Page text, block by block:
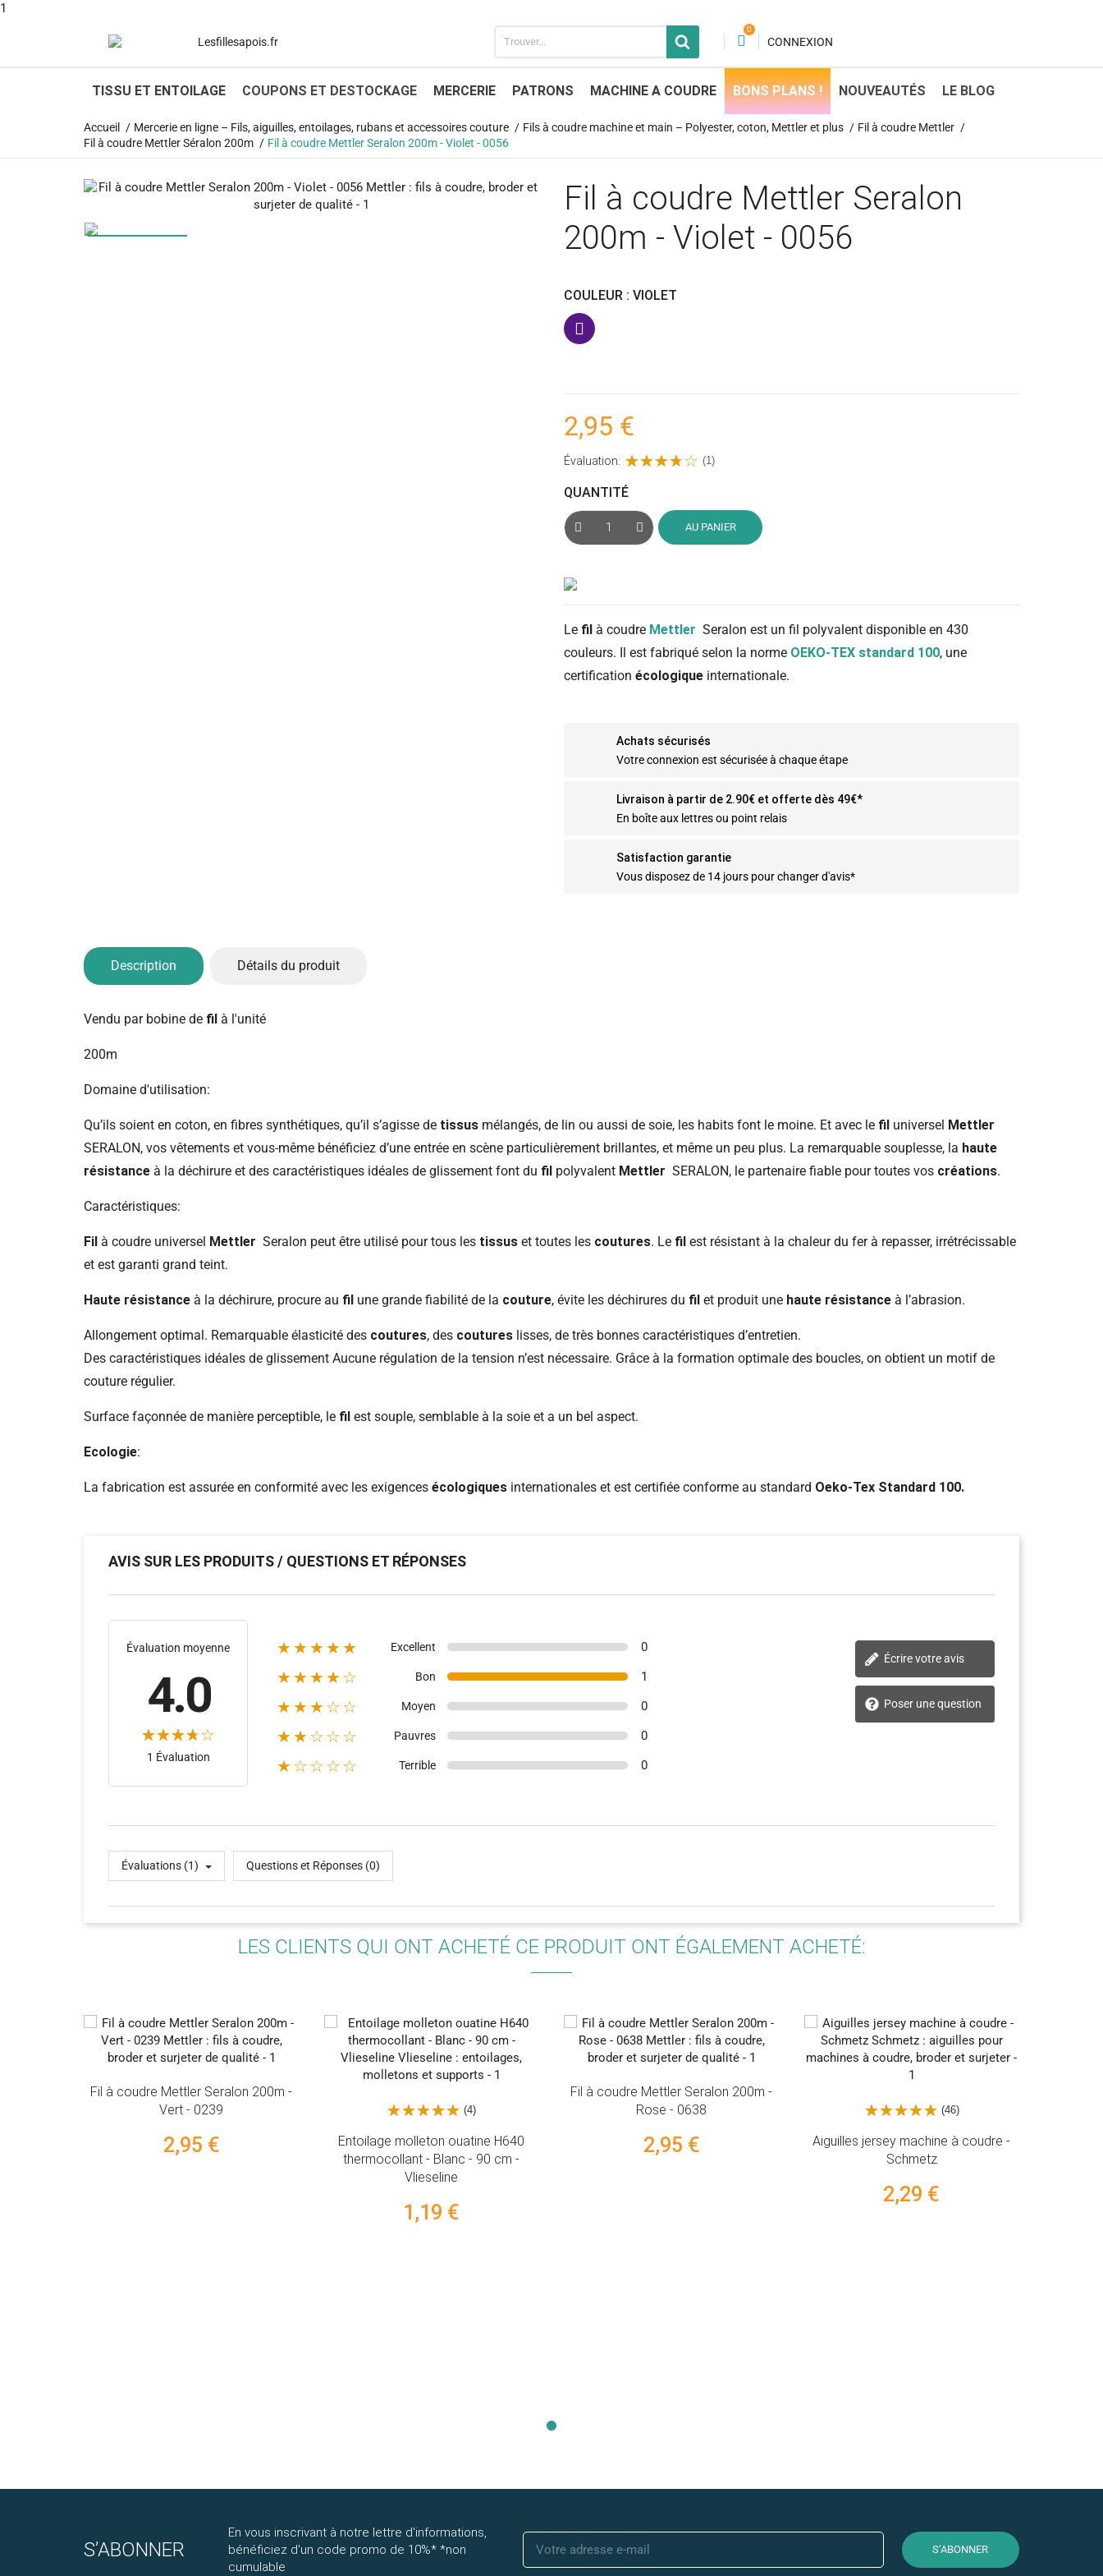
1
0
CONNEXION
TISSU ET ENTOILAGE COUPONS ET DESTOCKAGE MERCERIE PATRONS MACHINE A COUDRE BONS PLANS ! NOUVEAUTÉS LE BLOG
Accueil Mercerie en ligne – Fils, aiguilles, entoilages, rubans et accessoires couture Fils à coudre machine et main – Polyester, coton, Mettler et plus
Fil à coudre Mettler
Fil à coudre Mettler Séralon 200m
Fil à coudre Mettler Seralon 200m - Violet - 0056
Fil à coudre Mettler Seralon
200m - Violet - 0056
COULEUR : VIOLET
Violet
2,95 €
Évaluation: (1)
QUANTITÉ
AU PANIER
Le fil à coudre Mettler Seralon est un fil polyvalent disponible en 430
couleurs. Il est fabriqué selon la norme OEKO-TEX standard 100, une
certification écologique internationale.
Achats sécurisés
Votre connexion est sécurisée à chaque étape
Livraison à partir de 2.90€ et offerte dès 49€*
En boîte aux lettres ou point relais
Satisfaction garantie
Vous disposez de 14 jours pour changer d'avis*
Description Détails du produit
Vendu par bobine de fil à l'unité
200m
Domaine d'utilisation:
Qu’ils soient en coton, en fibres synthétiques, qu’il s’agisse de tissus mélangés, de lin ou aussi de soie, les habits font le moine. Et avec le fil universel Mettler
SERALON, vos vêtements et vous-même bénéficiez d’une entrée en scène particulièrement brillantes, et même un peu plus. La remarquable souplesse, la haute
résistance à la déchirure et des caractéristiques idéales de glissement font du fil polyvalent Mettler SERALON, le partenaire fiable pour toutes vos créations.
Caractéristiques:
Fil à coudre universel Mettler Seralon peut être utilisé pour tous les tissus et toutes les coutures. Le fil est résistant à la chaleur du fer à repasser, irrétrécissable
et est garanti grand teint.
Haute résistance à la déchirure, procure au fil une grande fiabilité de la couture, évite les déchirures du fil et produit une haute résistance à l’abrasion.
Allongement optimal. Remarquable élasticité des coutures, des coutures lisses, de très bonnes caractéristiques d’entretien.
Des caractéristiques idéales de glissement Aucune régulation de la tension n’est nécessaire. Grâce à la formation optimale des boucles, on obtient un motif de
couture régulier.
Surface façonnée de manière perceptible, le fil est souple, semblable à la soie et a un bel aspect.
Ecologie:
La fabrication est assurée en conformité avec les exigences écologiques internationales et est certifiée conforme au standard Oeko-Tex Standard 100.
AVIS SUR LES PRODUITS / QUESTIONS ET RÉPONSES
Évaluation moyenne
4.0
1 Évaluation
★★★★★ Excellent 0
★★★★☆ Bon 1
★★★☆☆ Moyen 0
★★☆☆☆ Pauvres 0
★☆☆☆☆ Terrible 0
Écrire votre avis
Poser une question
Évaluations (1) Questions et Réponses (0)
LES CLIENTS QUI ONT ACHETÉ CE PRODUIT ONT ÉGALEMENT ACHETÉ:
coudre Mettler Seralon 200m -
Entoilage molleton ouatine H640
thermocollant - Blanc - 90 cm -
Fil à coudre Mettler Seralon 200m -
Aiguilles jersey machine à coudre -
S’ABONNER
En vous inscrivant à notre lettre d'informations,
bénéficiez d'un code promo de 10%* *non
cumulable
S’ABONNER